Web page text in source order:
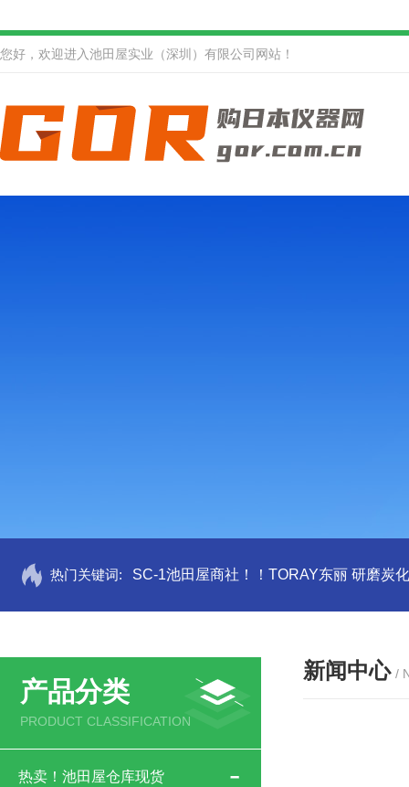
您好，欢迎进入池田屋实业（深圳）有限公司网站！
热门关键词: SC-1池田屋商社！！TORAY东丽 研磨炭
产品分类
PRODUCT CLASSIFICATION
热卖！池田屋仓库现货
新闻中心 /